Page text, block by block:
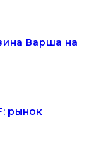
Варша на
рынок